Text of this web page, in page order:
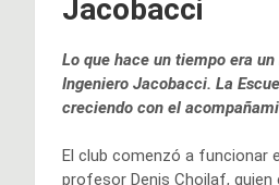
Jacobacci
Lo que hace un tiempo era
Ingeniero Jacobacci. La
creciendo con el
El club comenzó a funcionar
profesor Denis Choilaf, quien